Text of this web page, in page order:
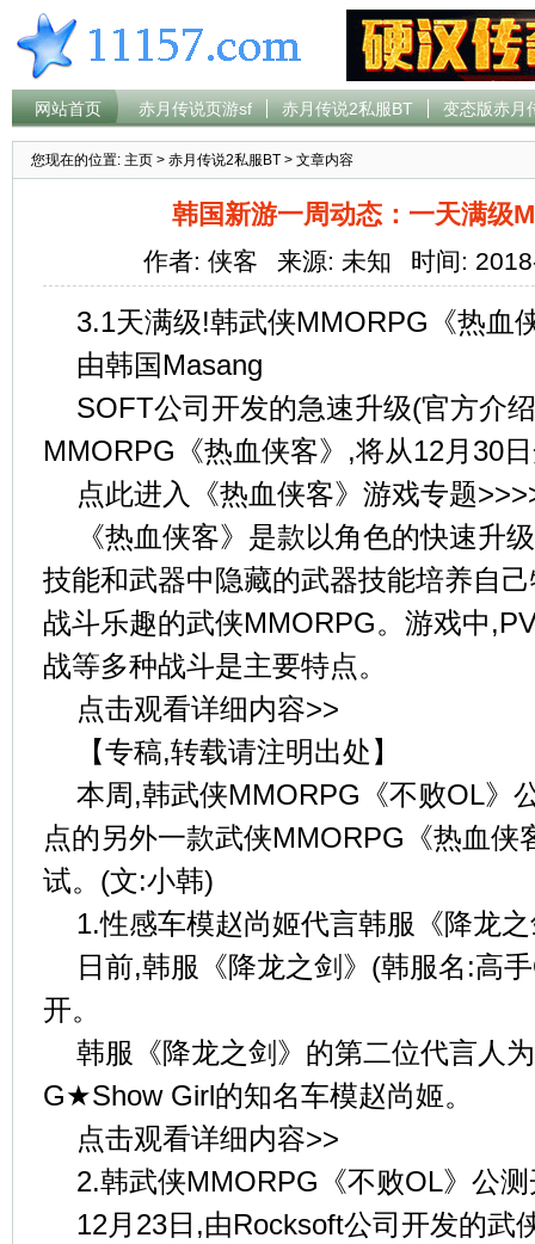
网站首页 赤月传说页游sf 赤月传说2私服BT 变态版赤月
您现在的位置: 主页 > 赤月传说2私服BT > 文章内容
韩国新游一周动态：一天满级
作者: 侠客 来源: 未知 时间:
3.1天满级!韩武侠MMORPG《热血
由韩国Masang
SOFT公司开发的急速升级(官方介
MMORPG《热血侠客》,将从12月30
点此进入《热血侠客》游戏专题
《热血侠客》是款以角色的快速升
技能和武器中隐藏的武器技能培养自
战斗乐趣的武侠MMORPG。游戏中
战等多种战斗是主要特点。
点击观看详细内容>>
【专稿,转载请注明出处】
本周,韩武侠MMORPG《不败OL》
点的另外一款武侠MMORPG《热血侠
试。(文:小韩)
1.性感车模赵尚姬代言韩服《降龙
日前,韩服《降龙之剑》(韩服名:高
开。
韩服《降龙之剑》的第二位代言人
G★Show Girl的知名车模赵尚姬。
点击观看详细内容>>
2.韩武侠MMORPG《不败OL》公
12月23日,由Rocksoft公司开发的武